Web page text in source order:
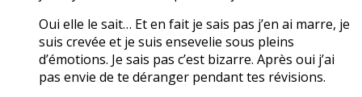
Oui elle le sait… Et en fait je sais pas j’en ai marre, je
suis crevée et je suis ensevelie sous pleins
d’émotions. Je sais pas c’est bizarre. Après oui j’ai
pas envie de te déranger pendant tes révisions.